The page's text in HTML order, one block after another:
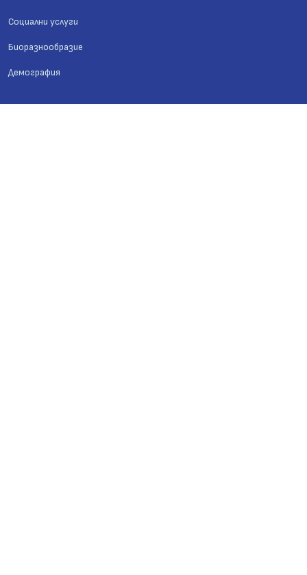
Социални услуги
Биоразнообразие
Демография